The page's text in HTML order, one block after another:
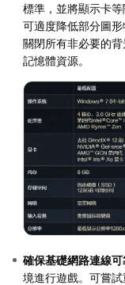
標準，並將顯示卡
可適度降低部分圖
關閉所有非必要的
記憶體資源。
確保基礎網路連線可
境進行遊戲。可嘗